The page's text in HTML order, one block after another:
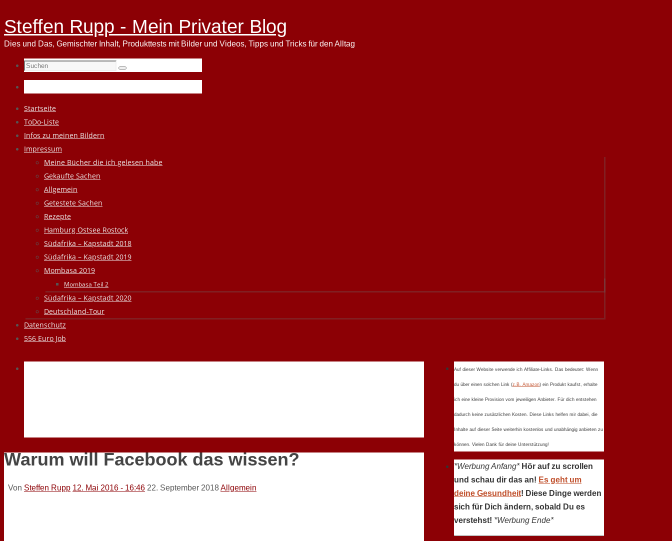
Steffen Rupp - Mein Privater Blog
Dies und Das, Gemischter Inhalt, Produkttests mit Bilder und Videos, Tipps und Tricks für den Alltag
Suchen
nach:
Suchen
Zum
Inhalt
springen
Startseite
ToDo-Liste
Infos zu meinen Bildern
Impressum
Meine Bücher die ich gelesen habe
Gekaufte Sachen
Allgemein
Getestete Sachen
Rezepte
Hamburg Ostsee Rostock
Südafrika – Kapstadt 2018
Südafrika – Kapstadt 2019
Mombasa 2019
Mombasa Teil 2
Südafrika – Kapstadt 2020
Deutschland-Tour
Datenschutz
556 Euro Job
Warum will Facebook das wissen?
Von Steffen Rupp 12. Mai 2016 - 16:46 22. September 2018Allgemein
Auf dieser Website verwende ich Affiliate-Links. Das bedeutet: Wenn
du über einen solchen Link (z.B. Amazon) ein Produkt kaufst, erhalte
ich eine kleine Provision vom jeweiligen Anbieter. Für dich entstehen
dadurch keine zusätzlichen Kosten. Diese Links helfen mir dabei, die
Inhalte auf dieser Seite weiterhin kostenlos und unabhängig anbieten zu
können. Vielen Dank für deine Unterstützung!
*Werbung Anfang* Hör auf zu scrollen
und schau dir das an! Es geht um
deine Gesundheit! Diese Dinge werden
sich für Dich ändern, sobald Du es
verstehst! *Werbung Ende*